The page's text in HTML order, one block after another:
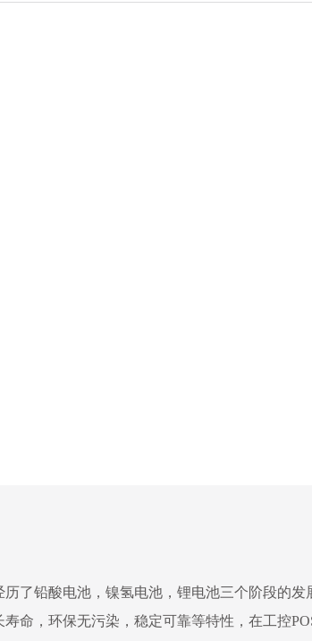
了铅酸电池，镍氢电池，锂电池三个阶段的
命，环保无污染，稳定可靠等特性，在工控